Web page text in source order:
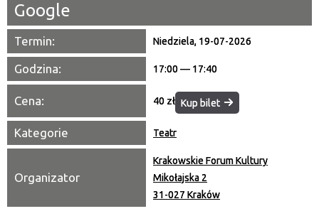
Google
Termin: Niedziela, 19-07-2026
Godzina: 17:00 — 17:40
Cena: 40 zł Kup bilet
Kategorie Teatr
Organizator
Krakowskie Forum Kultury
Mikołajska 2
31-027 Kraków